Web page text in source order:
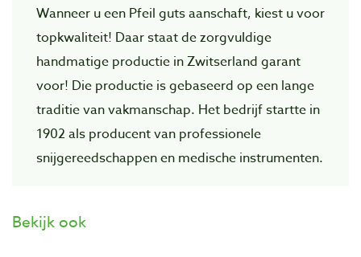
Wanneer u een Pfeil guts aanschaft, kiest u voor
topkwaliteit! Daar staat de zorgvuIdige
handmatige productie in Zwitserland garant
voor! Die productie is gebaseerd op een lange
traditie van vakmanschap. Het bedrijf startte in
1902 als producent van professionele
snijgereedschappen en medische instrumenten.
Bekijk ook